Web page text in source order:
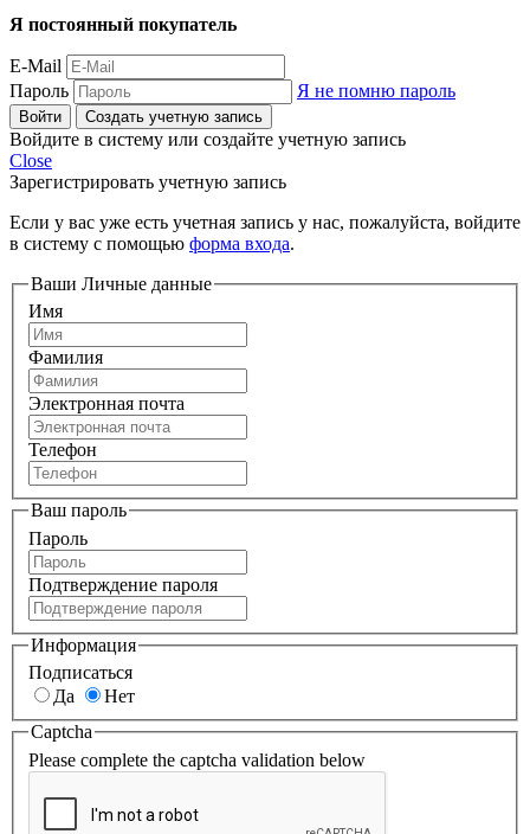
Я постоянный покупатель
E-Mail
Пароль
Я не помню пароль
Войти Создать учетную запись
Войдите в систему или создайте учетную запись
Close
Зарегистрировать учетную запись
Если у вас уже есть учетная запись у нас, пожалуйста, войдите
в систему с помощью форма входа.
Ваши Личные данные
Имя
Фамилия
Электронная почта
Телефон
Ваш пароль
Пароль
Подтверждение пароля
Информация
Подписаться
Да
Нет
Captcha
Please complete the captcha validation below